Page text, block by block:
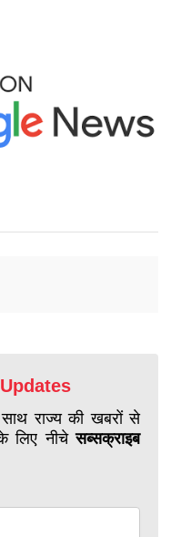
राज्य की खबरों से
लिए नीचेसब्सक्राइब